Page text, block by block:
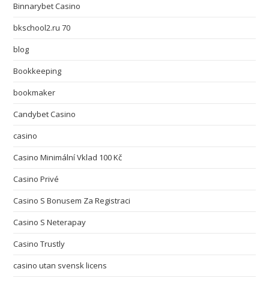
Binnarybet Casino
bkschool2.ru 70
blog
Bookkeeping
bookmaker
Candybet Casino
casino
Casino Minimální Vklad 100 Kč
Casino Privé
Casino S Bonusem Za Registraci
Casino S Neterapay
Casino Trustly
casino utan svensk licens